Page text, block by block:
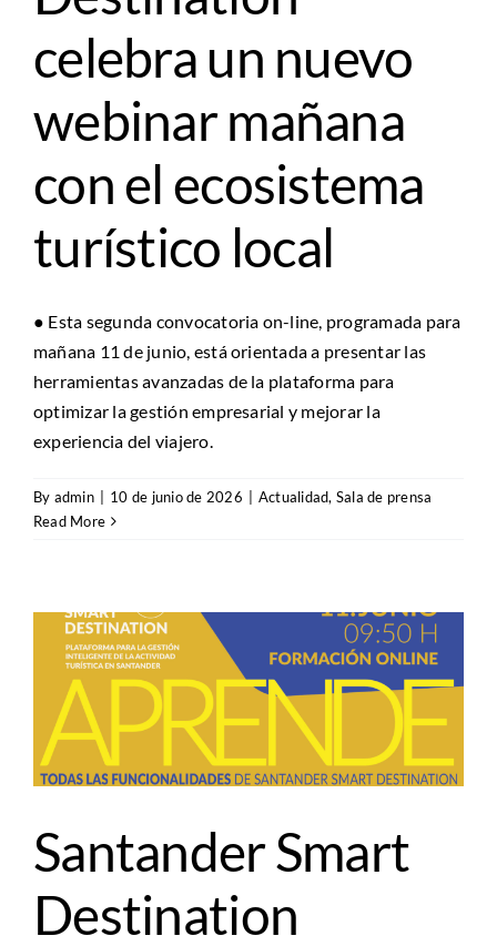
celebra un nuevo
webinar mañana
con el ecosistema
turístico local
● Esta segunda convocatoria on-line, programada para
mañana 11 de junio, está orientada a presentar las
herramientas avanzadas de la plataforma para
optimizar la gestión empresarial y mejorar la
experiencia del viajero.
By admin | 10 de junio de 2026 | Actualidad, Sala de prensa
Read More
Santander Smart
Destination